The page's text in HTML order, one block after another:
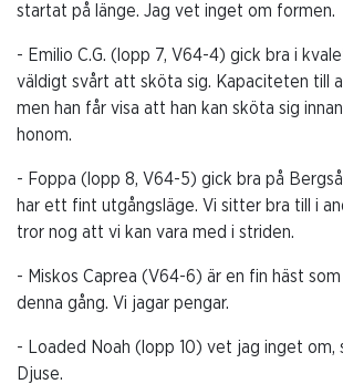
startat på länge. Jag vet inget om formen.
- Emilio C.G. (lopp 7, V64-4) gick bra i
väldigt svårt att sköta sig. Kapaciteten till
men han får visa att han kan sköta sig
honom.
- Foppa (lopp 8, V64-5) gick bra på
har ett fint utgångsläge. Vi sitter bra till i
tror nog att vi kan vara med i striden.
- Miskos Caprea (V64-6) är en fin häst
denna gång. Vi jagar pengar.
- Loaded Noah (lopp 10) vet jag inget om,
Djuse.